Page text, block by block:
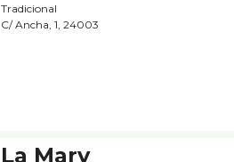
Tradicional
C/ Ancha, 1, 24003
La Mary